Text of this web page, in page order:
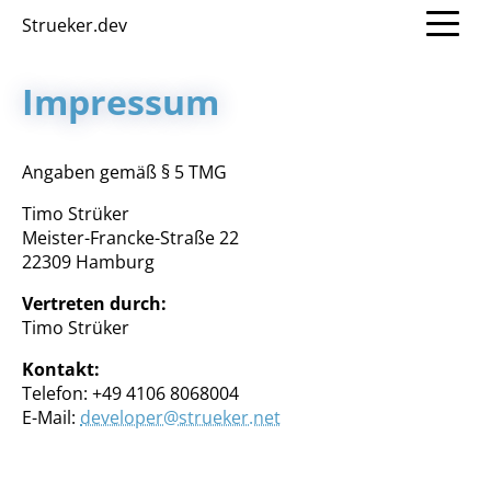
Strueker.dev
Impressum
Angaben gemäß § 5 TMG
Timo Strüker
Meister-Francke-Straße 22
22309 Hamburg
Vertreten durch:
Timo Strüker
Kontakt:
Telefon: +49 4106 8068004
E-Mail: developer@strueker.net